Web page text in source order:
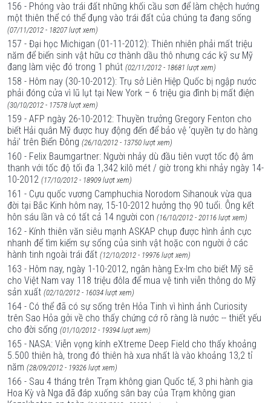
156 - Phóng vào trái đất những khối cầu sơn để làm chệch hướng
một thiên thể có thể đụng vào trái đất của chúng ta đang sống
(07/11/2012 - 18207 lượt xem)
157 - Đại học Michigan (01-11-2012): Thiên nhiên phải mất triệu
năm để biến sinh vật hữu cơ thành dầu thô nhưng các kỹ sư Mỹ
đang làm việc đó trong 1 phút (02/11/2012 - 18681 lượt xem)
158 - Hôm nay (30-10-2012): Trụ sở Liên Hiệp Quốc bị ngập nước
phải đóng cửa vì lũ lụt tại New York – 6 triệu gia đình bị mất điện
(30/10/2012 - 17578 lượt xem)
159 - AFP ngày 26-10-2012: Thuyền trưởng Gregory Fenton cho
biết Hải quân Mỹ được huy động đến để bảo vệ ‘quyền tự do hàng
hải’ trên Biển Đông (26/10/2012 - 13750 lượt xem)
160 - Felix Baumgartner: Người nhảy dù đầu tiên vượt tốc độ âm
thanh với tốc độ tối đa 1,342 kilô mét / giờ trong khi nhảy ngày 14-
10-2012 (17/10/2012 - 18909 lượt xem)
161 - Cựu quốc vương Camphuchia Norodom Sihanouk vừa qua
đời tại Bắc Kinh hôm nay, 15-10-2012 hưởng thọ 90 tuổi. Ông kết
hôn sáu lần và có tất cả 14 người con (16/10/2012 - 20116 lượt xem)
162 - Kính thiên văn siêu mạnh ASKAP chụp được hình ảnh cực
nhanh để tìm kiếm sự sống của sinh vật hoặc con người ở các
hành tinh ngoài trái đất (12/10/2012 - 19976 lượt xem)
163 - Hôm nay, ngày 1-10-2012, ngân hàng Ex-Im cho biết Mỹ sẽ
cho Việt Nam vay 118 triệu đôla để mua vệ tinh viễn thông do Mỹ
sản xuất (02/10/2012 - 16034 lượt xem)
164 - Có thể đã có sự sống trên Hỏa Tinh vì hình ảnh Curiosity
trên Sao Hỏa gởi về cho thấy chứng cớ rõ ràng là nước -- thiết yếu
cho đời sống (01/10/2012 - 19394 lượt xem)
165 - NASA: Viễn vọng kính eXtreme Deep Field cho thấy khoảng
5.500 thiên hà, trong đó thiên hà xưa nhất là vào khoảng 13,2 tỉ
năm (28/09/2012 - 19326 lượt xem)
166 - Sau 4 tháng trên Trạm không gian Quốc tế, 3 phi hành gia
Hoa Kỳ và Nga đã đáp xuống sân bay của Trạm không gian